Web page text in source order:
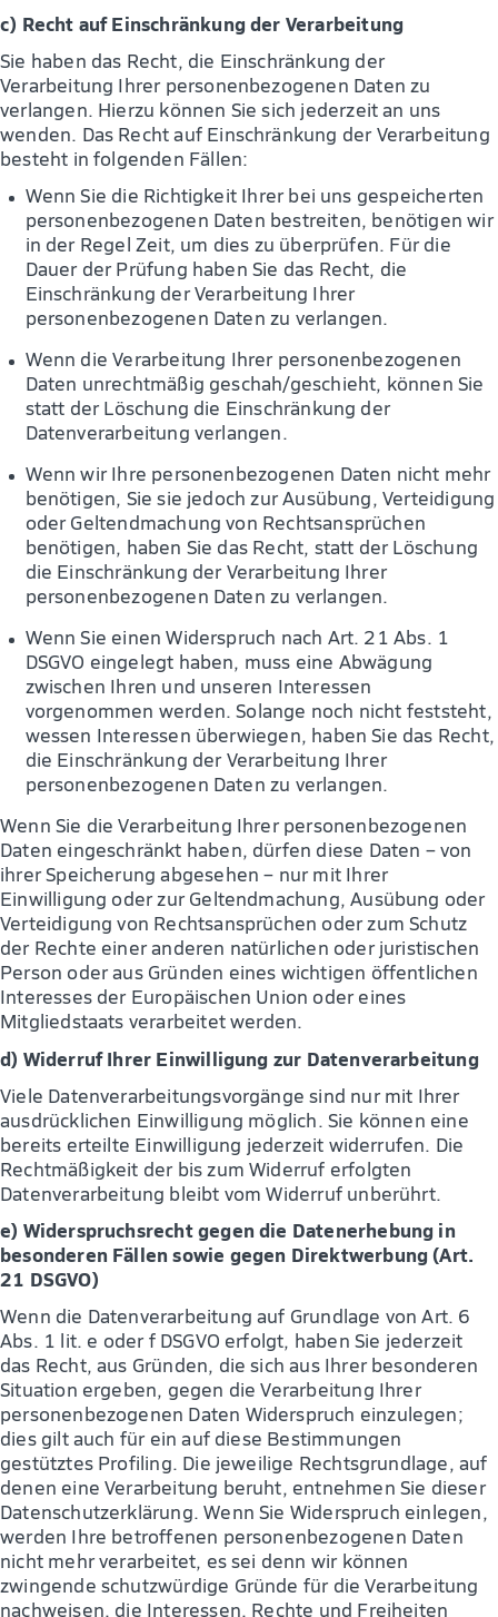
c) Recht auf Einschränkung der Verarbeitung
Sie haben das Recht, die Einschränkung der
Verarbeitung Ihrer personenbezogenen Daten zu
verlangen. Hierzu können Sie sich jederzeit an uns
wenden. Das Recht auf Einschränkung der Verarbeitung
besteht in folgenden Fällen:
Wenn Sie die Richtigkeit Ihrer bei uns gespeicherten
personenbezogenen Daten bestreiten, benötigen wir
in der Regel Zeit, um dies zu überprüfen. Für die
Dauer der Prüfung haben Sie das Recht, die
Einschränkung der Verarbeitung Ihrer
personenbezogenen Daten zu verlangen.
Wenn die Verarbeitung Ihrer personenbezogenen
Daten unrechtmäßig geschah/geschieht, können Sie
statt der Löschung die Einschränkung der
Datenverarbeitung verlangen.
Wenn wir Ihre personenbezogenen Daten nicht mehr
benötigen, Sie sie jedoch zur Ausübung, Verteidigung
oder Geltendmachung von Rechtsansprüchen
benötigen, haben Sie das Recht, statt der Löschung
die Einschränkung der Verarbeitung Ihrer
personenbezogenen Daten zu verlangen.
Wenn Sie einen Widerspruch nach Art. 21 Abs. 1
DSGVO eingelegt haben, muss eine Abwägung
zwischen Ihren und unseren Interessen
vorgenommen werden. Solange noch nicht feststeht,
wessen Interessen überwiegen, haben Sie das Recht,
die Einschränkung der Verarbeitung Ihrer
personenbezogenen Daten zu verlangen.
Wenn Sie die Verarbeitung Ihrer personenbezogenen
Daten eingeschränkt haben, dürfen diese Daten – von
ihrer Speicherung abgesehen – nur mit Ihrer
Einwilligung oder zur Geltendmachung, Ausübung oder
Verteidigung von Rechtsansprüchen oder zum Schutz
der Rechte einer anderen natürlichen oder juristischen
Person oder aus Gründen eines wichtigen öffentlichen
Interesses der Europäischen Union oder eines
Mitgliedstaats verarbeitet werden.
d) Widerruf Ihrer Einwilligung zur Datenverarbeitung
Viele Datenverarbeitungsvorgänge sind nur mit Ihrer
ausdrücklichen Einwilligung möglich. Sie können eine
bereits erteilte Einwilligung jederzeit widerrufen. Die
Rechtmäßigkeit der bis zum Widerruf erfolgten
Datenverarbeitung bleibt vom Widerruf unberührt.
e) Widerspruchsrecht gegen die Datenerhebung in
besonderen Fällen sowie gegen Direktwerbung (Art.
21 DSGVO)
Wenn die Datenverarbeitung auf Grundlage von Art. 6
Abs. 1 lit. e oder f DSGVO erfolgt, haben Sie jederzeit
das Recht, aus Gründen, die sich aus Ihrer besonderen
Situation ergeben, gegen die Verarbeitung Ihrer
personenbezogenen Daten Widerspruch einzulegen;
dies gilt auch für ein auf diese Bestimmungen
gestütztes Profiling. Die jeweilige Rechtsgrundlage, auf
denen eine Verarbeitung beruht, entnehmen Sie dieser
Datenschutzerklärung. Wenn Sie Widerspruch einlegen,
werden Ihre betroffenen personenbezogenen Daten
nicht mehr verarbeitet, es sei denn wir können
zwingende schutzwürdige Gründe für die Verarbeitung
nachweisen, die Interessen, Rechte und Freiheiten